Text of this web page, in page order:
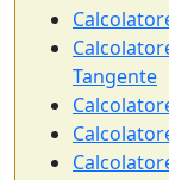
Tangente